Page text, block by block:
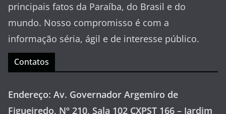
principais fatos da Paraíba, do Brasil e do
mundo. Nosso compromisso é com a
informação séria, ágil e de interesse público.
Contatos
Endereço: Av. Governador Argemiro de
Figueiredo, Nº 210, Sala 102 CXPST 166 – Jardim